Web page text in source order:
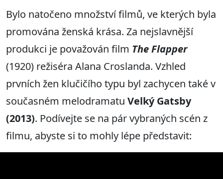
Bylo natočeno množství filmů, ve kterých byla
promována ženská krása. Za nejslavnější
produkci je považován film The Flapper
(1920) režiséra Alana Croslanda. Vzhled
prvních žen klučičího typu byl zachycen také v
současném melodramatu VelkýGatsby
(2013). Podívejte se na pár vybraných scén z
filmu, abyste si to mohly lépe představit: